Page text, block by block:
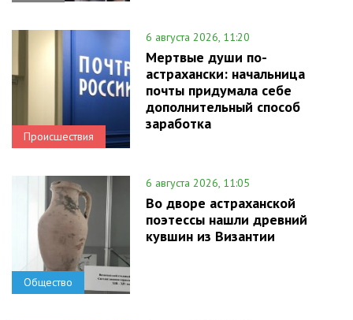
Происшествия
6 августа 2026, 11:20
Мертвые души по-
астрахански: начальница
почты придумала себе
дополнительный способ
заработка
Общество
6 августа 2026, 11:05
Во дворе астраханской
поэтессы нашли древний
кувшин из Византии